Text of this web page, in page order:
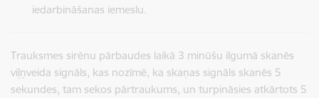
iedarbināšanas iemeslu.
Trauksmes sirēnu pārbaudes laikā 3 minūšu ilgumā skanēs
viļņveida signāls, kas nozīmē, ka skaņas signāls skanēs 5
sekundes, tam sekos pārtraukums, un turpināsies atkārtots 5